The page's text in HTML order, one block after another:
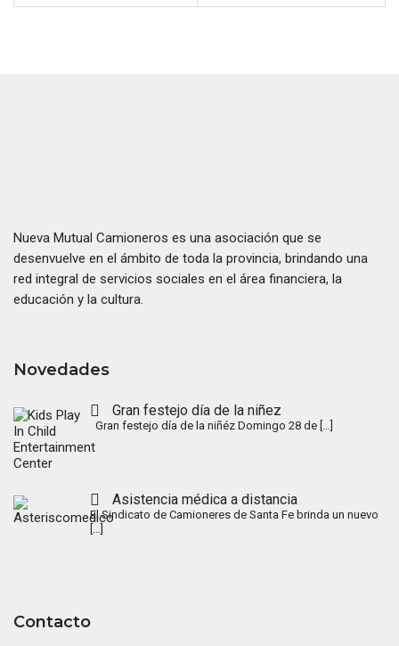
Nueva Mutual Camioneros es una asociación que se
desenvuelve en el ámbito de toda la provincia, brindando una
red integral de servicios sociales en el área financiera, la
educación y la cultura.
Novedades
Gran festejo día de la niñez
Gran festejo día de la niñéz Domingo 28 de […]
Asistencia médica a distancia
El Sindicato de Camioneres de Santa Fe brinda un nuevo
Contacto